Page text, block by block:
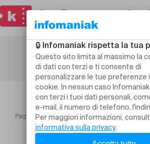
Pagina iniziale Membres Afrodysée